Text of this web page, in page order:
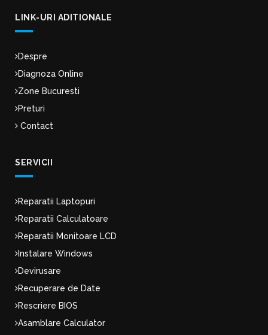
LINK-URI ADITIONALE
Despre
Diagnoza Online
Zone Bucuresti
Preturi
Contact
SERVICII
Reparatii Laptopuri
Reparatii Calculatoare
Reparatii Monitoare LCD
Instalare Windows
Devirusare
Recuperare de Date
Rescriere BIOS
Asamblare Calculator